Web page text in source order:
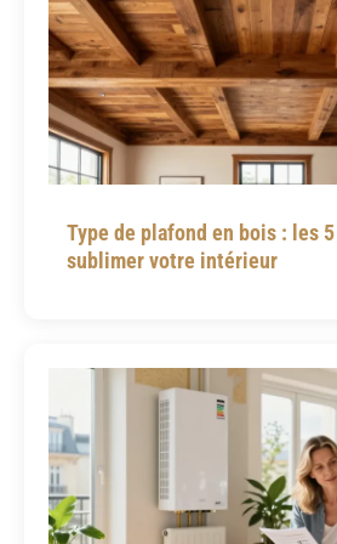
Type de plafond en bois : les
sublimer votre intérieur